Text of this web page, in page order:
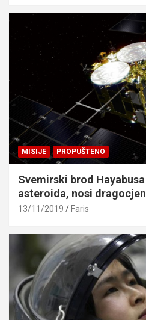
MISIJE PROPUŠTENO
Svemirski brod
asteroida, nosi
13/11/2019 Faris